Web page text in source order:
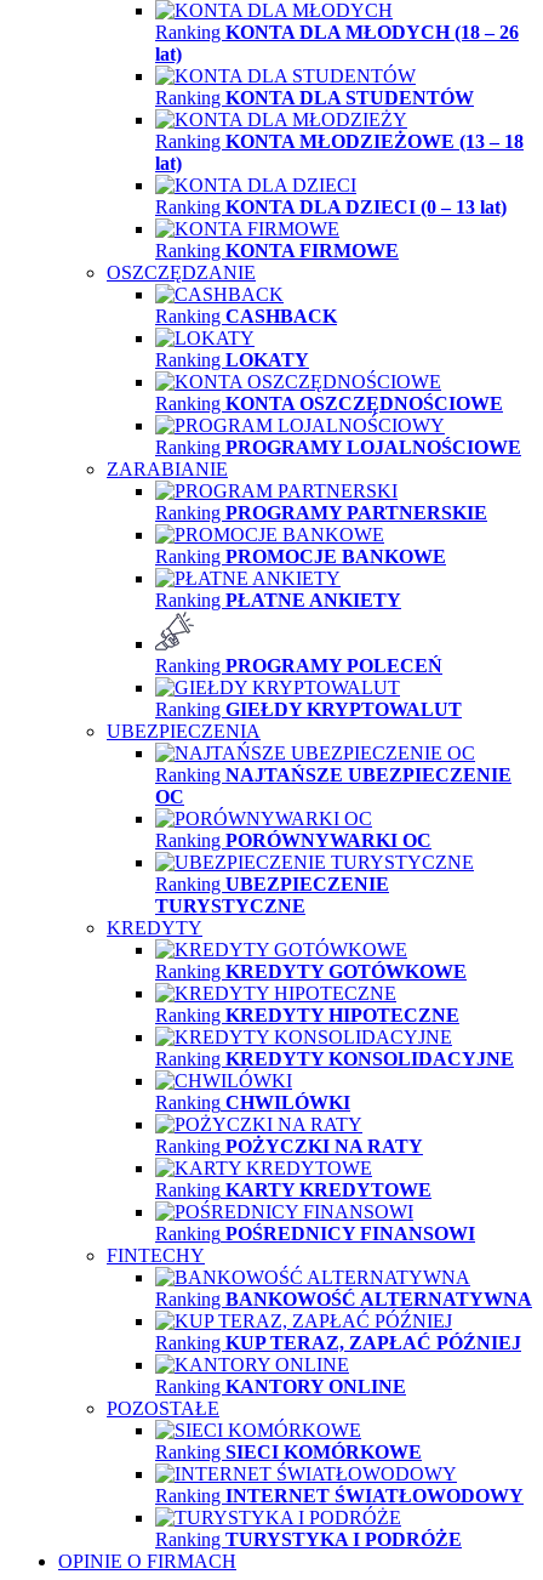
Ranking KONTA DLA MŁODYCH (18 – 26
lat)
Ranking KONTA DLA STUDENTÓW
Ranking KONTA MŁODZIEŻOWE (13 – 18
lat)
Ranking KONTA DLA DZIECI (0 – 13 lat)
Ranking KONTA FIRMOWE
OSZCZĘDZANIE
Ranking CASHBACK
Ranking LOKATY
Ranking KONTA OSZCZĘDNOŚCIOWE
Ranking PROGRAMY LOJALNOŚCIOWE
ZARABIANIE
Ranking PROGRAMY PARTNERSKIE
Ranking PROMOCJE BANKOWE
Ranking PŁATNE ANKIETY
Ranking PROGRAMY POLECEŃ
Ranking GIEŁDY KRYPTOWALUT
UBEZPIECZENIA
Ranking NAJTAŃSZE UBEZPIECZENIE
OC
Ranking PORÓWNYWARKI OC
Ranking UBEZPIECZENIE
TURYSTYCZNE
KREDYTY
Ranking KREDYTY GOTÓWKOWE
Ranking KREDYTY HIPOTECZNE
Ranking KREDYTY KONSOLIDACYJNE
Ranking CHWILÓWKI
Ranking POŻYCZKI NA RATY
Ranking KARTY KREDYTOWE
Ranking POŚREDNICY FINANSOWI
FINTECHY
Ranking BANKOWOŚĆ ALTERNATYWNA
Ranking KUP TERAZ, ZAPŁAĆ PÓŹNIEJ
Ranking KANTORY ONLINE
POZOSTAŁE
Ranking SIECI KOMÓRKOWE
Ranking INTERNET ŚWIATŁOWODOWY
Ranking TURYSTYKA I PODRÓŻE
OPINIE O FIRMACH